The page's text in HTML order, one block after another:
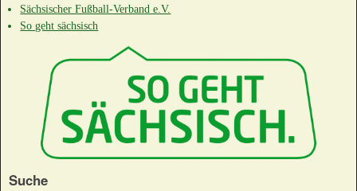
Sächsischer Fußball-Verband e.V.
So geht sächsisch
Suche